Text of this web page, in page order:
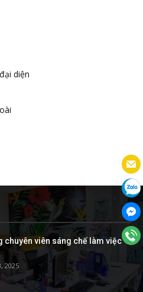
diện
chuyên viên sáng chế làm việc
2025